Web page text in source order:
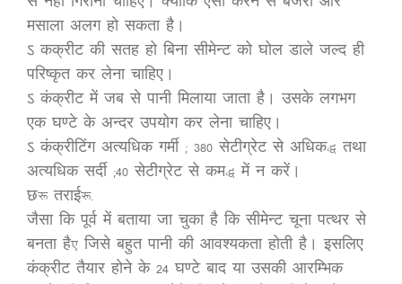
मसाला अलग हो सकता है।
ऽ कक्रीट की सतह हो बिना सीमेन्ट को घोल डाले जल्द ही
परिष्कृत कर लेना चाहिए।
ऽ कंक्रीट में जब से पानी मिलाया जाता है। उसके लगभग
एक घण्टे के अन्दर उपयोग कर लेना चाहिए।
ऽ कंक्रीटिंग अत्यधिक गर्मी ( 380 सेटीग्रेट से अधिक) तथा
अत्यधिक सर्दी (40 सेटीग्रेट से कम) में न करें।
छ: तराई:-
जैसा कि पूर्व में बताया जा चुका है कि सीमेन्ट चूना पत्थर से
बनता है, जिसे बहुत पानी की आवश्यकता होती है। इसलिए
कंक्रीट तैयार होने के 24 घण्टे बाद या उसकी आरम्भिक